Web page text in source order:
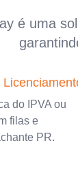
é uma
do IPVA ou
filas e
PR.